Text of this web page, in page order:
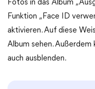
Fotos in das Album
Funktion „Face ID
aktivieren. Auf diese
Album sehen.
auch ausblenden.